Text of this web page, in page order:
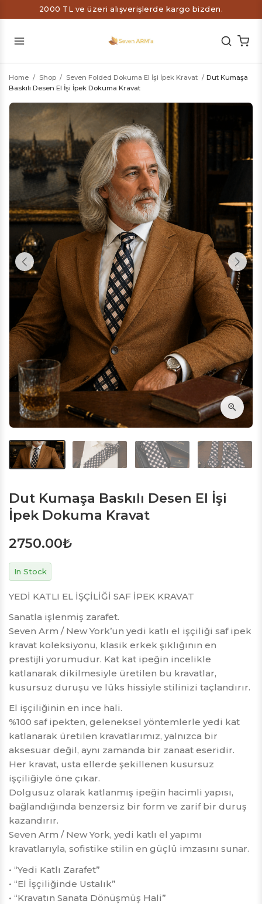
2000 TL ve üzeri alışverişlerde kargo bizden.
Home / Shop / Seven Folded Dokuma El İşi İpek Kravat / Dut Kumaşa
Baskılı Desen El İşi İpek Dokuma Kravat
Dut Kumaşa Baskılı Desen El İşi
İpek Dokuma Kravat
2750.00₺
In Stock
YEDİ KATLI EL İŞÇİLİĞİ SAF İPEK KRAVAT
Sanatla işlenmiş zarafet.
Seven Arm / New York’un yedi katlı el işçiliği saf ipek
kravat koleksiyonu, klasik erkek şıklığının en
prestijli yorumudur. Kat kat ipeğin incelikle
katlanarak dikilmesiyle üretilen bu kravatlar,
kusursuz duruşu ve lüks hissiyle stilinizi taçlandırır.
El işçiliğinin en ince hali.
%100 saf ipekten, geleneksel yöntemlerle yedi kat
katlanarak üretilen kravatlarımız, yalnızca bir
aksesuar değil, aynı zamanda bir zanaat eseridir.
Her kravat, usta ellerde şekillenen kusursuz
işçiliğiyle öne çıkar.
Dolgusuz olarak katlanmış ipeğin hacimli yapısı,
bağlandığında benzersiz bir form ve zarif bir duruş
kazandırır.
Seven Arm / New York, yedi katlı el yapımı
kravatlarıyla, sofistike stilin en güçlü imzasını sunar.
• “Yedi Katlı Zarafet”
• “El İşçiliğinde Ustalık”
• “Kravatın Sanata Dönüşmüş Hali”